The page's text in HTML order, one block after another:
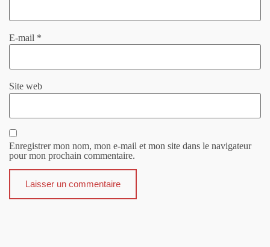
E-mail *
Site web
Enregistrer mon nom, mon e-mail et mon site dans le navigateur
pour mon prochain commentaire.